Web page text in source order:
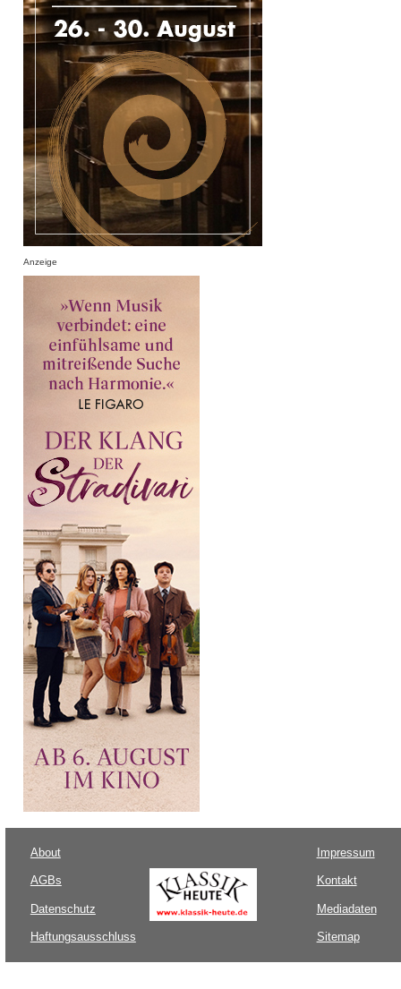
Anzeige
About
AGBs
Datenschutz
Haftungsausschluss
Impressum
Kontakt
Mediadaten
Sitemap